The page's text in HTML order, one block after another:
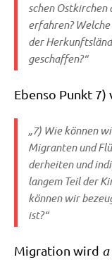
schen Ost­kir­chen
erfah­ren?
der
geschaffen?“
Eben­so Punkt 7)
„7) Wie kön­nen
Migran­ten und
der­hei­ten und
lan­gem Teil der
kön­nen wir
ist?“
Migra­ti­on wird